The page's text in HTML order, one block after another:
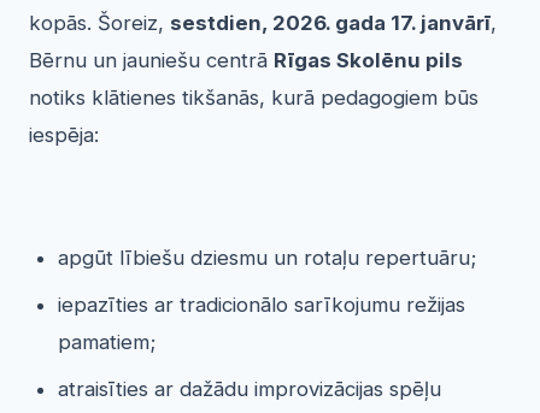
kopās. Šoreiz, sestdien, 2026. gada 17. janvārī,
Bērnu un jauniešu centrā Rīgas Skolēnu pils
notiks klātienes tikšanās, kurā pedagogiem būs
iespēja:
apgūt lībiešu dziesmu un rotaļu repertuāru;
iepazīties ar tradicionālo sarīkojumu režijas
pamatiem;
atraisīties ar dažādu improvizācijas spēļu